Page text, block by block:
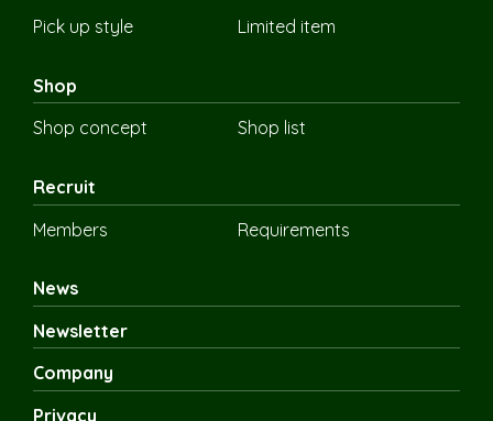
Pick up style
Limited item
Shop
Shop concept
Shop list
Recruit
Members
Requirements
News
Newsletter
Company
Privacy